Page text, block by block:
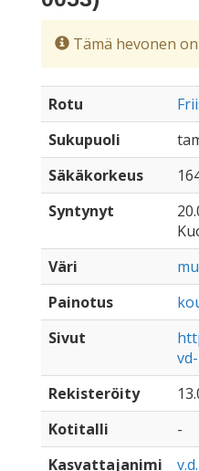
Tämä hevonen
Rotu
Sukupuoli
Säkäkorkeus
Syntynyt
Väri
Painotus
Sivut
Rekisteröity
Kotitalli
-
Kasvattajanimi